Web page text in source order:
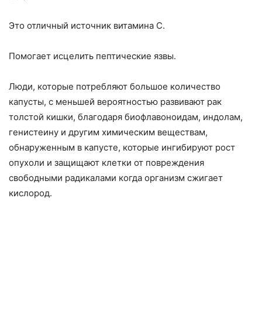
Это отличный источник витамина С.
Помогает исцелить пептические язвы.
Люди, которые потребляют большое количество
капусты, с меньшей вероятностью развивают рак
толстой кишки, благодаря биофлавоноидам, индолам,
генистеину и другим химическим веществам,
обнаруженным в капусте, которые ингибируют рост
опухоли и защищают клетки от повреждения
свободными радикалами когда организм сжигает
кислород.